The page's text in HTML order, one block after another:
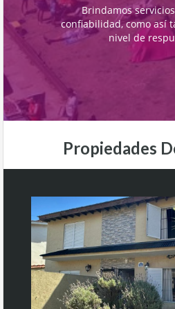
Brindamos
confiabilidad, como así
nivel de
Propiedades